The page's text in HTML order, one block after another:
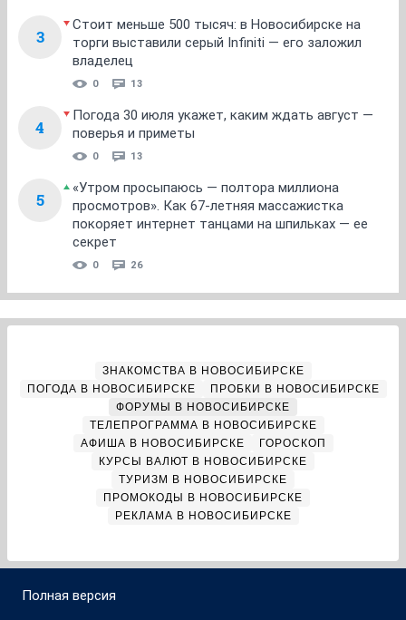
3
Стоит меньше 500 тысяч: в Новосибирске на
торги выставили серый Infiniti — его заложил
владелец
0 13
4
Погода 30 июля укажет, каким ждать август —
поверья и приметы
0 13
5
«Утром просыпаюсь — полтора миллиона
просмотров». Как 67-летняя массажистка
покоряет интернет танцами на шпильках — ее
секрет
0 26
ЗНАКОМСТВА В НОВОСИБИРСКЕ
ПОГОДА В НОВОСИБИРСКЕ
ПРОБКИ В НОВОСИБИРСКЕ
ФОРУМЫ В НОВОСИБИРСКЕ
ТЕЛЕПРОГРАММА В НОВОСИБИРСКЕ
АФИША В НОВОСИБИРСКЕ
ГОРОСКОП
КУРСЫ ВАЛЮТ В НОВОСИБИРСКЕ
ТУРИЗМ В НОВОСИБИРСКЕ
ПРОМОКОДЫ В НОВОСИБИРСКЕ
РЕКЛАМА В НОВОСИБИРСКЕ
Полная версия